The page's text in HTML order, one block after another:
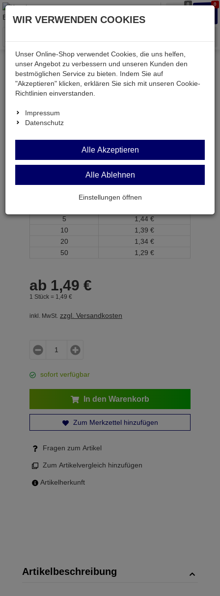
0 0
Menü
Weiter einkaufen Kessler electronic NE5532AP
NE5532AP
527260;0
ab Menge
Preis je Stück
5
1,44 €
10
1, 39 €
20
1, 34 €
50
1, 29 €
ab 1,49 €
1 Stück = 1, 49 €
inkl. MwSt. zzgl. Versandkosten
sofort verfügbar
In den Warenkorb
Zum Merkzettel hinzufügen
Fragen zum Artikel
Zum Artikelvergleich hinzufügen
Artikelherkunft
Artikelbeschreibung
WIR VERWENDEN COOKIES
Unser Online-Shop verwendet Cookies, die uns helfen,
unser Angebot zu verbessern und unseren Kunden den
bestmöglichen Service zu bieten. Indem Sie auf
"Akzeptieren" klicken, erklären Sie sich mit unseren Cookie-
Richtlinien einverstanden.
Impressum
Datenschutz
Alle Akzeptieren
Alle Ablehnen
Einstellungen öffnen